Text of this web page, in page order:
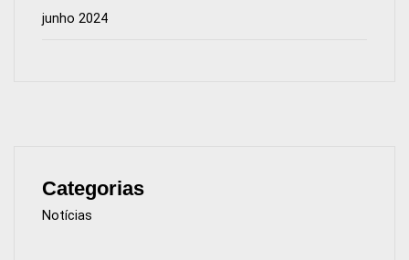
junho 2024
Categorias
Notícias